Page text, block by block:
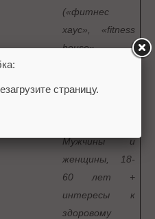
(«фитнес
хаус», «fitness
house»,
Мужчины и
женщины, 18-
60 лет +
интересы к
здоровому
страницу.